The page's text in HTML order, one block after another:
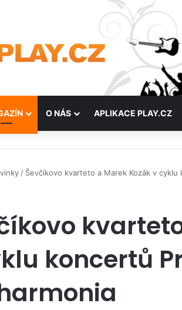
O NÁS APLIKACE PLAY.CZ
/ Ševčíkovo kvarteto a Marek Kozák v
koncertů